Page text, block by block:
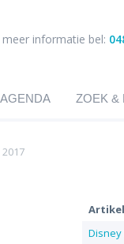
informatie bel:
AGENDA ZOEK &
Disney